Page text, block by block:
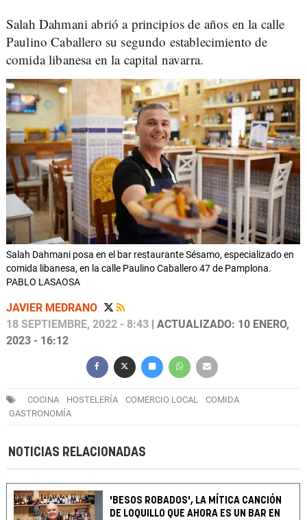
Salah Dahmani abrió a principios de años en la calle
Paulino Caballero su segundo establecimiento de
comida libanesa en la capital navarra.
Salah Dahmani posa en el bar restaurante Sésamo, especializado en
comida libanesa, en la calle Paulino Caballero 47 de Pamplona.
PABLO LASAOSA
JAVIER MEDRANO
18 SEPTIEMBRE, 2022 - 8:43 | ACTUALIZADO: 10 ENERO,
2023 - 16:12
COCINA HOSTELERÍA COMERCIO LOCAL
COMIDA
GASTRONOMÍA
NOTICIAS RELACIONADAS
'BESOS ROBADOS', LA MÍTICA CANCIÓN
DE LOQUILLO QUE AHORA ES UN BAR EN